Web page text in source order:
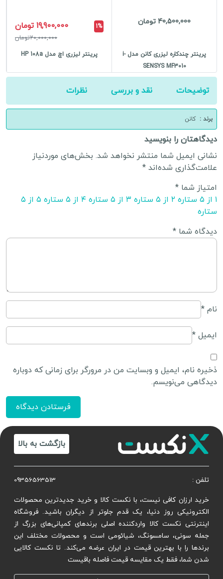
40,500,000 تومان
پرینتر چندکاره لیزری کانن مدل i-
SENSYS MF3010
1% 19,900,000 تومان
20,000,000تومان
پرینتر لیزری اچ مدل HP 108a
توضیحات نقد و بررسی نظرات
برند : کانن
دیدگاهتان را بنویسید
نشانی ایمیل شما منتشر نخواهد شد. بخش‌های موردنیاز
علامت‌گذاری شده‌اند *
امتیاز شما *
۱ از ۵ ستاره
۲ از ۵ ستاره ۳ از ۵ ستاره ۴ از ۵ ستاره
۵ از ۵
ستاره
دیدگاه شما *
نام *
ایمیل *
ذخیره نام، ایمیل و وبسایت من در مرورگر برای زمانی که دوباره
دیدگاهی می‌نویسم.
بازگشت به بالا
تلفن : 09356563513
خرید ارزان کافی نیست، با نکست کالا و خرید جدیدترین محصولات
الکترونیکی روز دنیا، یک قدم جلوتر از دیگران باشید. فروشگاه
اینترنتی نکست کالا واردکننده اصلی برندهای کمپانی‌های بزرگ از
جمله سونی، سامسونگ، شیائومی است و محصولات مختلف این
برندها را با بهترین قیمت در ایران عرضه می‌کند. تا نکست کالایی
شدن شما، فقط یک مقایسه قیمت فاصله باقیست